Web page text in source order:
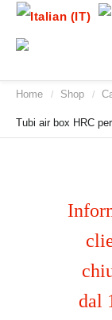
Home / Shop /
Tubi air box HRC
dal